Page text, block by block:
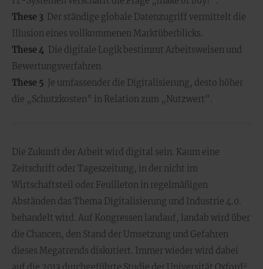
These 3 Der ständige globale Datenzugriff vermittelt die
Illusion eines vollkommenen Marktüberblicks.
These 4 Die digitale Logik bestimmt Arbeitsweisen und
Bewertungsverfahren.
These 5 Je umfassender die Digitalisierung, desto höher
die „Schutzkosten" in Relation zum „Nutzwert".
Die Zukunft der Arbeit wird digital sein. Kaum eine
Zeitschrift oder Tageszeitung, in der nicht im
Wirtschaftsteil oder Feuilleton in regelmäßigen
Abständen das Thema Digitalisierung und Industrie 4.0.
behandelt wird. Auf Kongressen landauf, landab wird über
die Chancen, den Stand der Umsetzung und Gefahren
dieses Megatrends diskutiert. Immer wieder wird dabei
2